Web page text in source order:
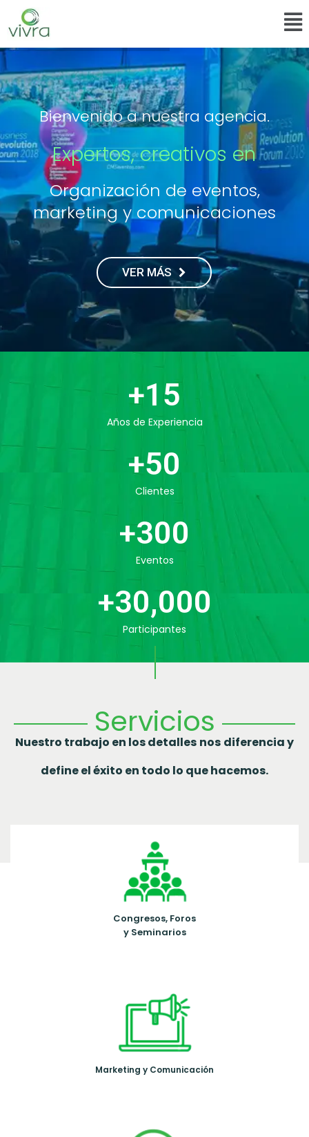
Bienvenido a nuestra agencia.
Expertos, creativos en
VER MÁS
Organización de eventos,
marketing y comunicaciones
Años de Experiencia
+15
Clientes
+50
Eventos
+300
Participantes
+30,000
Servicios
Nuestro trabajo en los detalles nos diferencia y
define el éxito en todo lo que hacemos.
Congresos, Foros
y Seminarios
Marketing y Comunicación